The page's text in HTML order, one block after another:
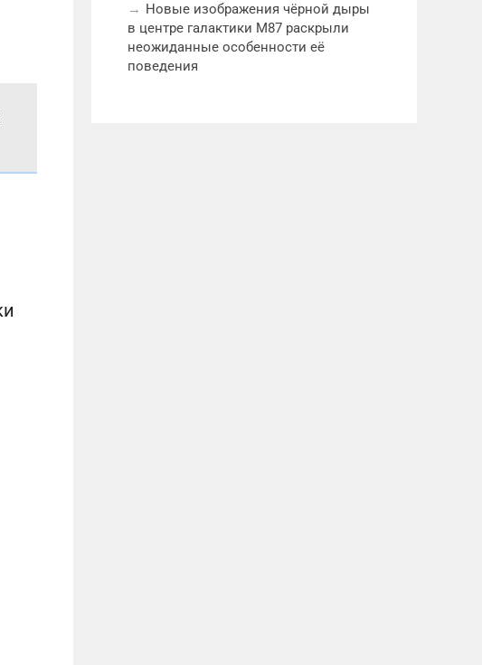
Новые изображения чёрной дыры
в центре галактики M87 раскрыли
неожиданные особенности её
поведения